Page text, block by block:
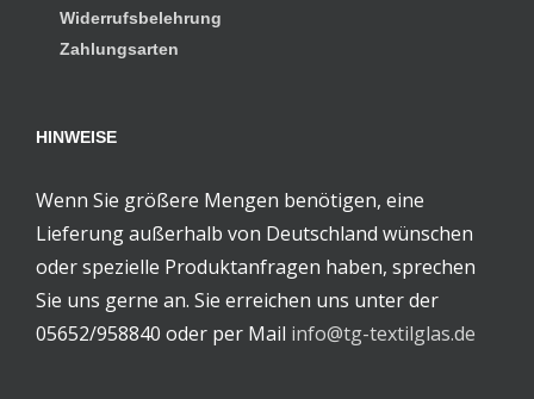
Widerrufsbelehrung
Zahlungsarten
HINWEISE
Wenn Sie größere Mengen benötigen, eine
Lieferung außerhalb von Deutschland wünschen
oder spezielle Produktanfragen haben, sprechen
Sie uns gerne an. Sie erreichen uns unter der
05652/958840 oder per Mail info@tg-textilglas.de